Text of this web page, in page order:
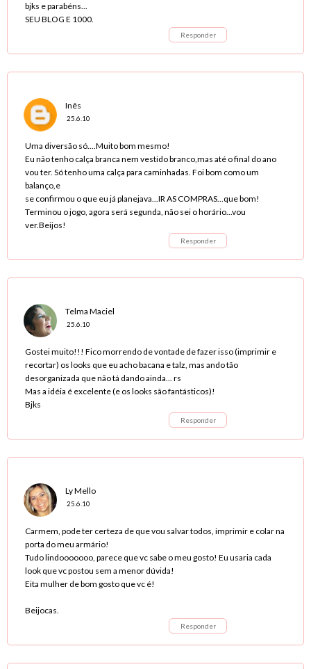
bjks e parabéns...
SEU BLOG E 1000.
Responder
Inês
25.6.10
Uma diversão só....Muito bom mesmo!
Eu não tenho calça branca nem vestido branco,mas até o final do ano
vou ter. Só tenho uma calça para caminhadas. Foi bom como um
balanço,e
se confirmou o que eu já planejava...IR AS COMPRAS...que bom!
Terminou o jogo, agora será segunda, não sei o horário...vou
ver.Beijos!
Responder
Telma Maciel
25.6.10
Gostei muito!!! Fico morrendo de vontade de fazer isso (imprimir e
recortar) os looks que eu acho bacana e talz, mas ando tão
desorganizada que não tá dando ainda... rs
Mas a idéia é excelente (e os looks são fantásticos)!
Bjks
Responder
Ly Mello
25.6.10
Carmem, pode ter certeza de que vou salvar todos, imprimir e colar na
porta do meu armário!
Tudo lindooooooo, parece que vc sabe o meu gosto! Eu usaria cada
look que vc postou sem a menor dúvida!
Eita mulher de bom gosto que vc é!
Beijocas.
Responder